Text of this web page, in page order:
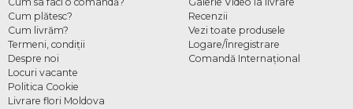
Cum plătesc?
Cum livrăm?
Termeni, condiţii
Despre noi
Locuri vacante
Politica Cookie
Livrare flori Moldova
Recenzii
Vezi toate produsele
Logare/Înregistrare
Comandă Internațional